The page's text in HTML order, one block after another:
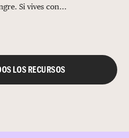
Si vives con...
LOS RECURSOS